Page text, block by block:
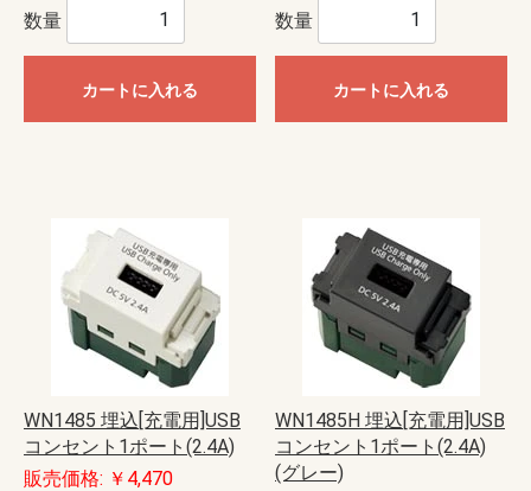
数量
カートに入れる
数量
カートに入れる
WN1485 埋込[充電用]USB
コンセント1ポート(2.4A)
販売価格: ￥4,470
WN1485H 埋込[充電用]USB
コンセント1ポート(2.4A)
(グレー)